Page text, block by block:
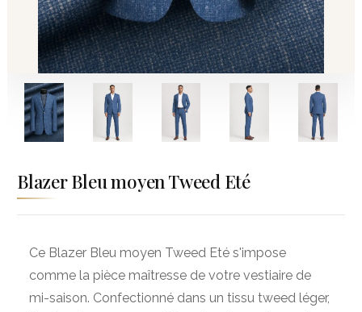
Blazer Bleu moyen Tweed Eté
Ce Blazer Bleu moyen Tweed Eté s'impose
comme la pièce maîtresse de votre vestiaire de
mi-saison. Confectionné dans un tissu tweed léger,